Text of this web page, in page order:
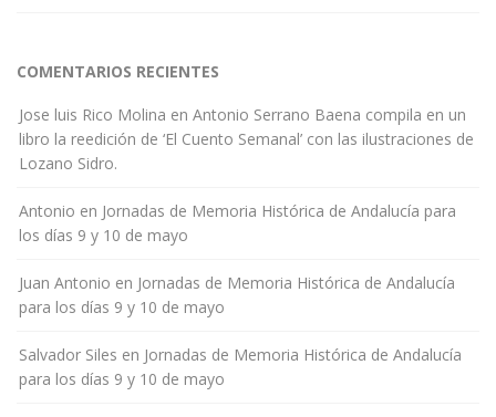
COMENTARIOS RECIENTES
Jose luis Rico Molina en Antonio Serrano Baena compila en un
libro la reedición de ‘El Cuento Semanal’ con las ilustraciones de
Lozano Sidro.
Antonio en Jornadas de Memoria Histórica de Andalucía para
los días 9 y 10 de mayo
Juan Antonio en Jornadas de Memoria Histórica de Andalucía
para los días 9 y 10 de mayo
Salvador Siles en Jornadas de Memoria Histórica de Andalucía
para los días 9 y 10 de mayo